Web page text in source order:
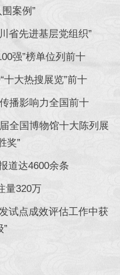
案例”
省先进基层党组织”
强”榜单位列前十
十大热搜展览”前十
播影响力全国前十
全国博物馆十大陈列展
奖”
道达4600余条
量320万
试点成效评估工作中获
”